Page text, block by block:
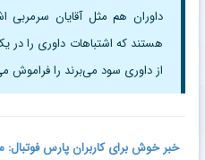
داوران هم مثل آقایان سرمربی
هستند که اشتباهات داوری را در
از داوری سود می‌برند را فراموش
خبر خوش برای کاربران پارس فوتبال: